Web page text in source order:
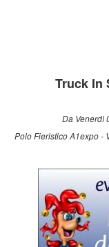
Truck In
Da Venerdì
Polo Fieristico A1expo -